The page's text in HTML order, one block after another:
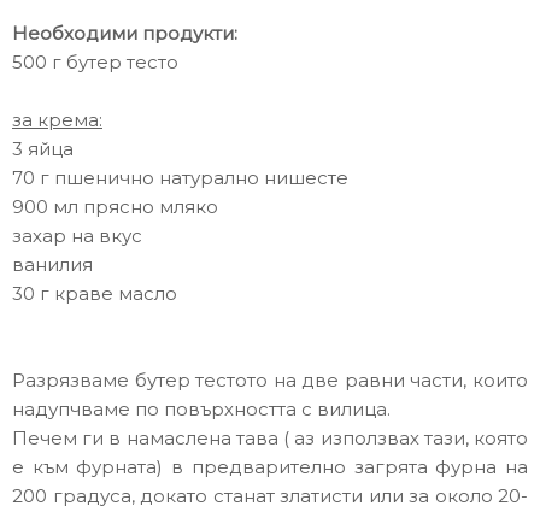
Необходими продукти:
500 г бутер тесто
за крема:
3 яйца
70 г пшенично натурално нишесте
900 мл прясно мляко
захар на вкус
ванилия
30 г краве масло
Разрязваме бутер тестото на две равни части, които
надупчваме по повърхността с вилица.
Печем ги в намаслена тава ( аз използвах тази, която
е към фурната) в предварително загрята фурна на
200 градуса, докато станат златисти или за около 20-